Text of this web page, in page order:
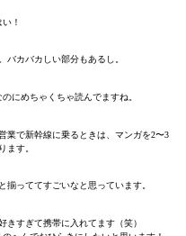
い！
バカバカしい部分もあるし。
にめちゃくちゃ読んでますね。
業で新幹線に乗るときは、マンガを2〜3
ます。
揃っててすごいなと思っています。
きすぎて携帯に入れてます（笑）